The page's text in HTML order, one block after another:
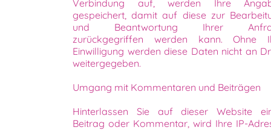
Verbindung auf, werden Ihre
gespeichert, damit auf diese zur
und Beantwortung Ihrer
zurückgegriffen werden kann. Ohne
Einwilligung werden diese Daten nicht an
weitergegeben.
Umgang mit Kommentaren und Beiträgen
Hinterlassen Sie auf dieser Website
Beitrag oder Kommentar, wird Ihre IP-